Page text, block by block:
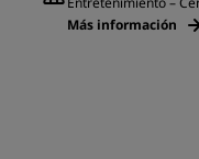
Más información